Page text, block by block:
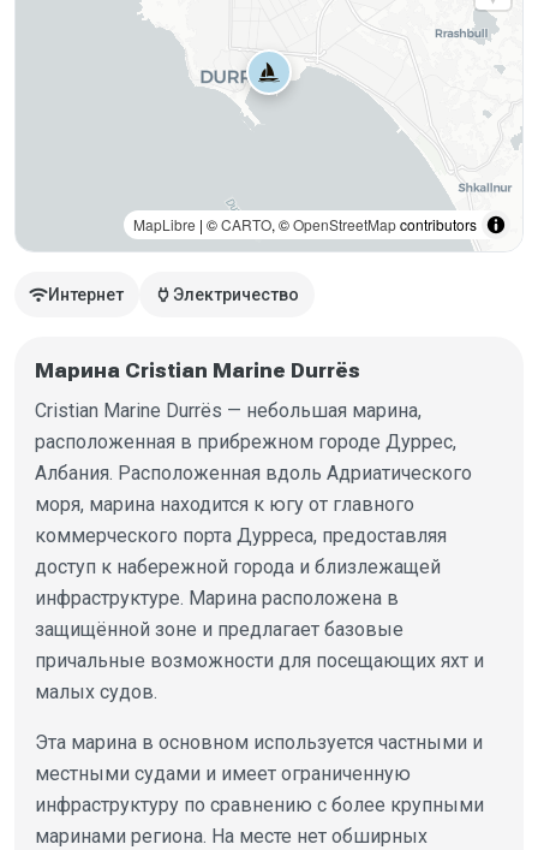
wifiИнтернет power Электричество
Марина Cristian Marine Durrës
Cristian Marine Durrës — небольшая марина,
расположенная в прибрежном городе Дуррес,
Албания. Расположенная вдоль Адриатического
моря, марина находится к югу от главного
коммерческого порта Дурреса, предоставляя
доступ к набережной города и близлежащей
инфраструктуре. Марина расположена в
защищённой зоне и предлагает базовые
причальные возможности для посещающих яхт и
малых судов.
Эта марина в основном используется частными и
местными судами и имеет ограниченную
инфраструктуру по сравнению с более крупными
маринами региона. На месте нет обширных
MapLibre | ©CARTO, ©OpenStreetMapcontributors